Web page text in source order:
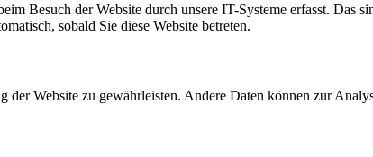
Besuch der Website durch unsere IT-Systeme erfasst. Das
sobald Sie diese Website betreten.
Website zu gewährleisten. Andere Daten können zur